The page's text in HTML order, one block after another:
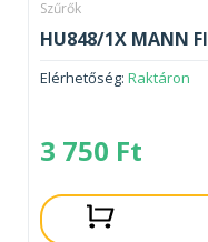
Szűrők
HU848/1X MANN
Elérhetőség: Raktáron
3 750 Ft